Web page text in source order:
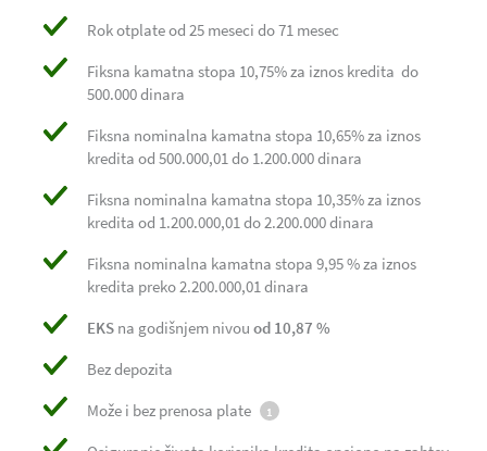
Rok otplate od 25 meseci do 71 mesec
Fiksna kamatna stopa 10,75% za iznos kredita do
500.000 dinara
Fiksna nominalna kamatna stopa 10,65% za iznos
kredita od 500.000,01 do 1.200.000 dinara
Fiksna nominalna kamatna stopa 10,35% za iznos
kredita od 1.200.000,01 do 2.200.000 dinara
Fiksna nominalna kamatna stopa 9,95 % za iznos
kredita preko 2.200.000,01 dinara
EKS na godišnjem nivou od 10,87 %
Bez depozita
Može i bez prenosa plate
1